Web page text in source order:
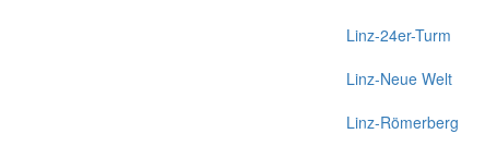
Linz-24er-Turm
Linz-Neue Welt
Linz-Römerberg